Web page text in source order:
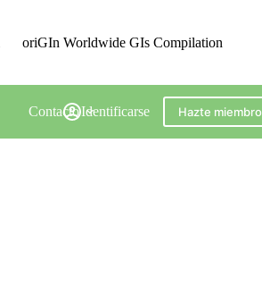
oriGIn Worldwide GIs Compilation
ContactoIdentificarse Hazte miembro